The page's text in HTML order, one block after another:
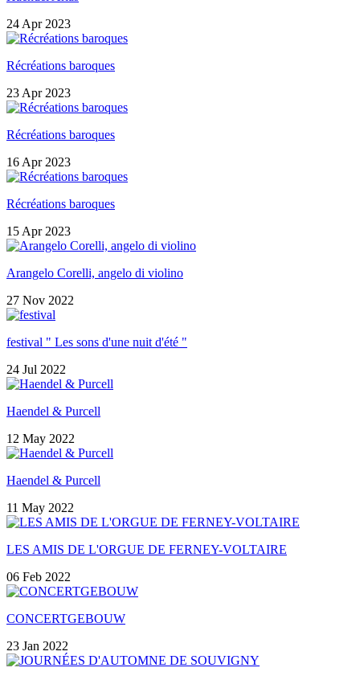
24 Apr 2023
Récréations baroques
23 Apr 2023
Récréations baroques
16 Apr 2023
Récréations baroques
15 Apr 2023
Arangelo Corelli, angelo di violino
27 Nov 2022
festival " Les sons d'une nuit d'été "
24 Jul 2022
Haendel & Purcell
12 May 2022
Haendel & Purcell
11 May 2022
LES AMIS DE L'ORGUE DE FERNEY-VOLTAIRE
06 Feb 2022
CONCERTGEBOUW
23 Jan 2022